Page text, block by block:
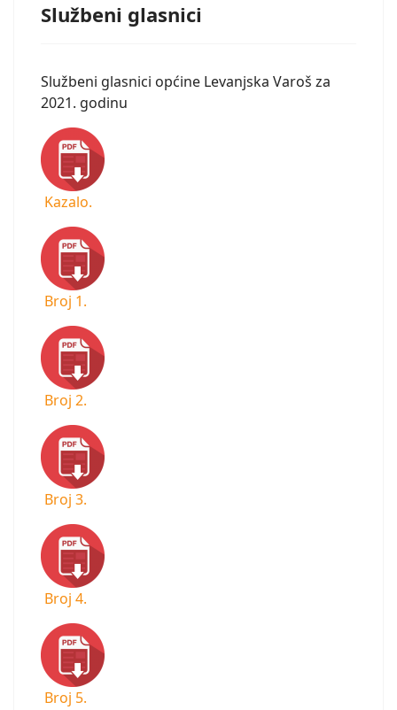
Službeni glasnici
Službeni glasnici općine Levanjska Varoš za
2021. godinu
Kazalo.
Broj 1.
Broj 2.
Broj 3.
Broj 4.
Broj 5.